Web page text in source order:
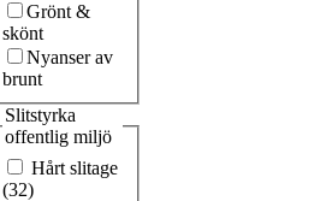
Grönt &
skönt
Nyanser av
brunt
Slitstyrka
offentlig miljö
Hårt slitage
(32)